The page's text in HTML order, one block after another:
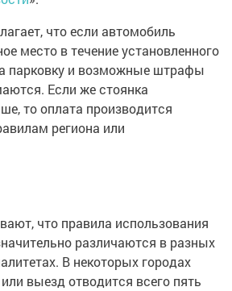
что если автомобиль
место в течение установленного
парковку и возможные штрафы
Если же стоянка
то оплата производится
региона или
что правила использования
различаются в разных
В некоторых городах
выезд отводится всего пять